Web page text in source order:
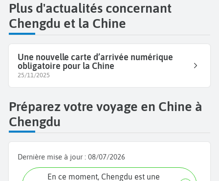
Plus d'actualités concernant
Chengdu et la Chine
Une nouvelle carte d’arrivée numérique
obligatoire pour la Chine
25/11/2025
Préparez votre voyage en Chine à
Chengdu
Dernière mise à jour : 08/07/2026
En ce moment, Chengdu est une